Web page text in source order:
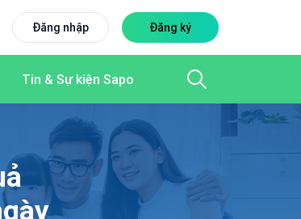
Đăng nhập Đăng ký
Tin & Sự kiện Sapo